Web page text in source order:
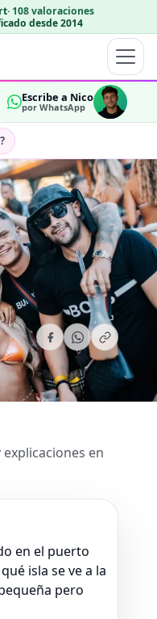
· 108 valoraciones
desde 2014
Escribe a Nico
por WhatsApp
OK
en
en el puerto
isla se ve a la
pero